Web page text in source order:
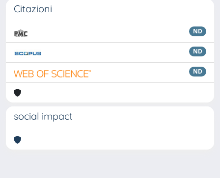
Citazioni
ND
ND
ND
social impact